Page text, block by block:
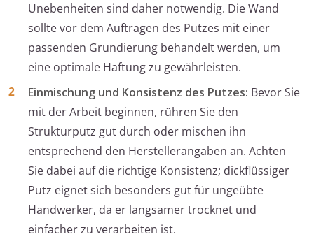
Unebenheiten sind daher notwendig. Die Wand
sollte vor dem Auftragen des Putzes mit einer
passenden Grundierung behandelt werden, um
eine optimale Haftung zu gewährleisten.
Einmischung und Konsistenz des Putzes: Bevor Sie
mit der Arbeit beginnen, rühren Sie den
Strukturputz gut durch oder mischen ihn
entsprechend den Herstellerangaben an. Achten
Sie dabei auf die richtige Konsistenz; dickflüssiger
Putz eignet sich besonders gut für ungeübte
Handwerker, da er langsamer trocknet und
einfacher zu verarbeiten ist.